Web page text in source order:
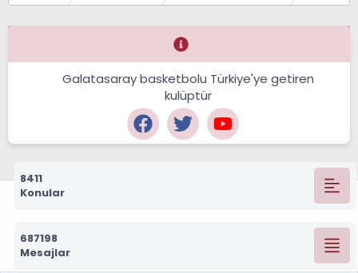
Galatasaray basketbolu Türkiye'ye getiren
kulüptür
8411
Konular
687198
Mesajlar